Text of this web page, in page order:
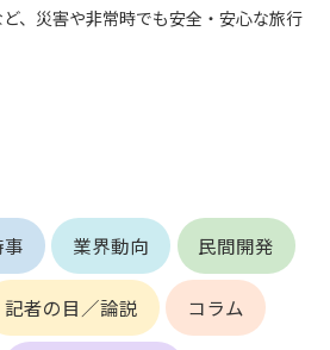
、災害や非常時でも安全・安心な旅行
業界動向 民間開発
記者の目／論説 コラム
しないことがあります。
が実在しなかった場合
場合、会員資格を取り消すことがあり
ードの管理）
者が発行したIDおよびパスワードの使